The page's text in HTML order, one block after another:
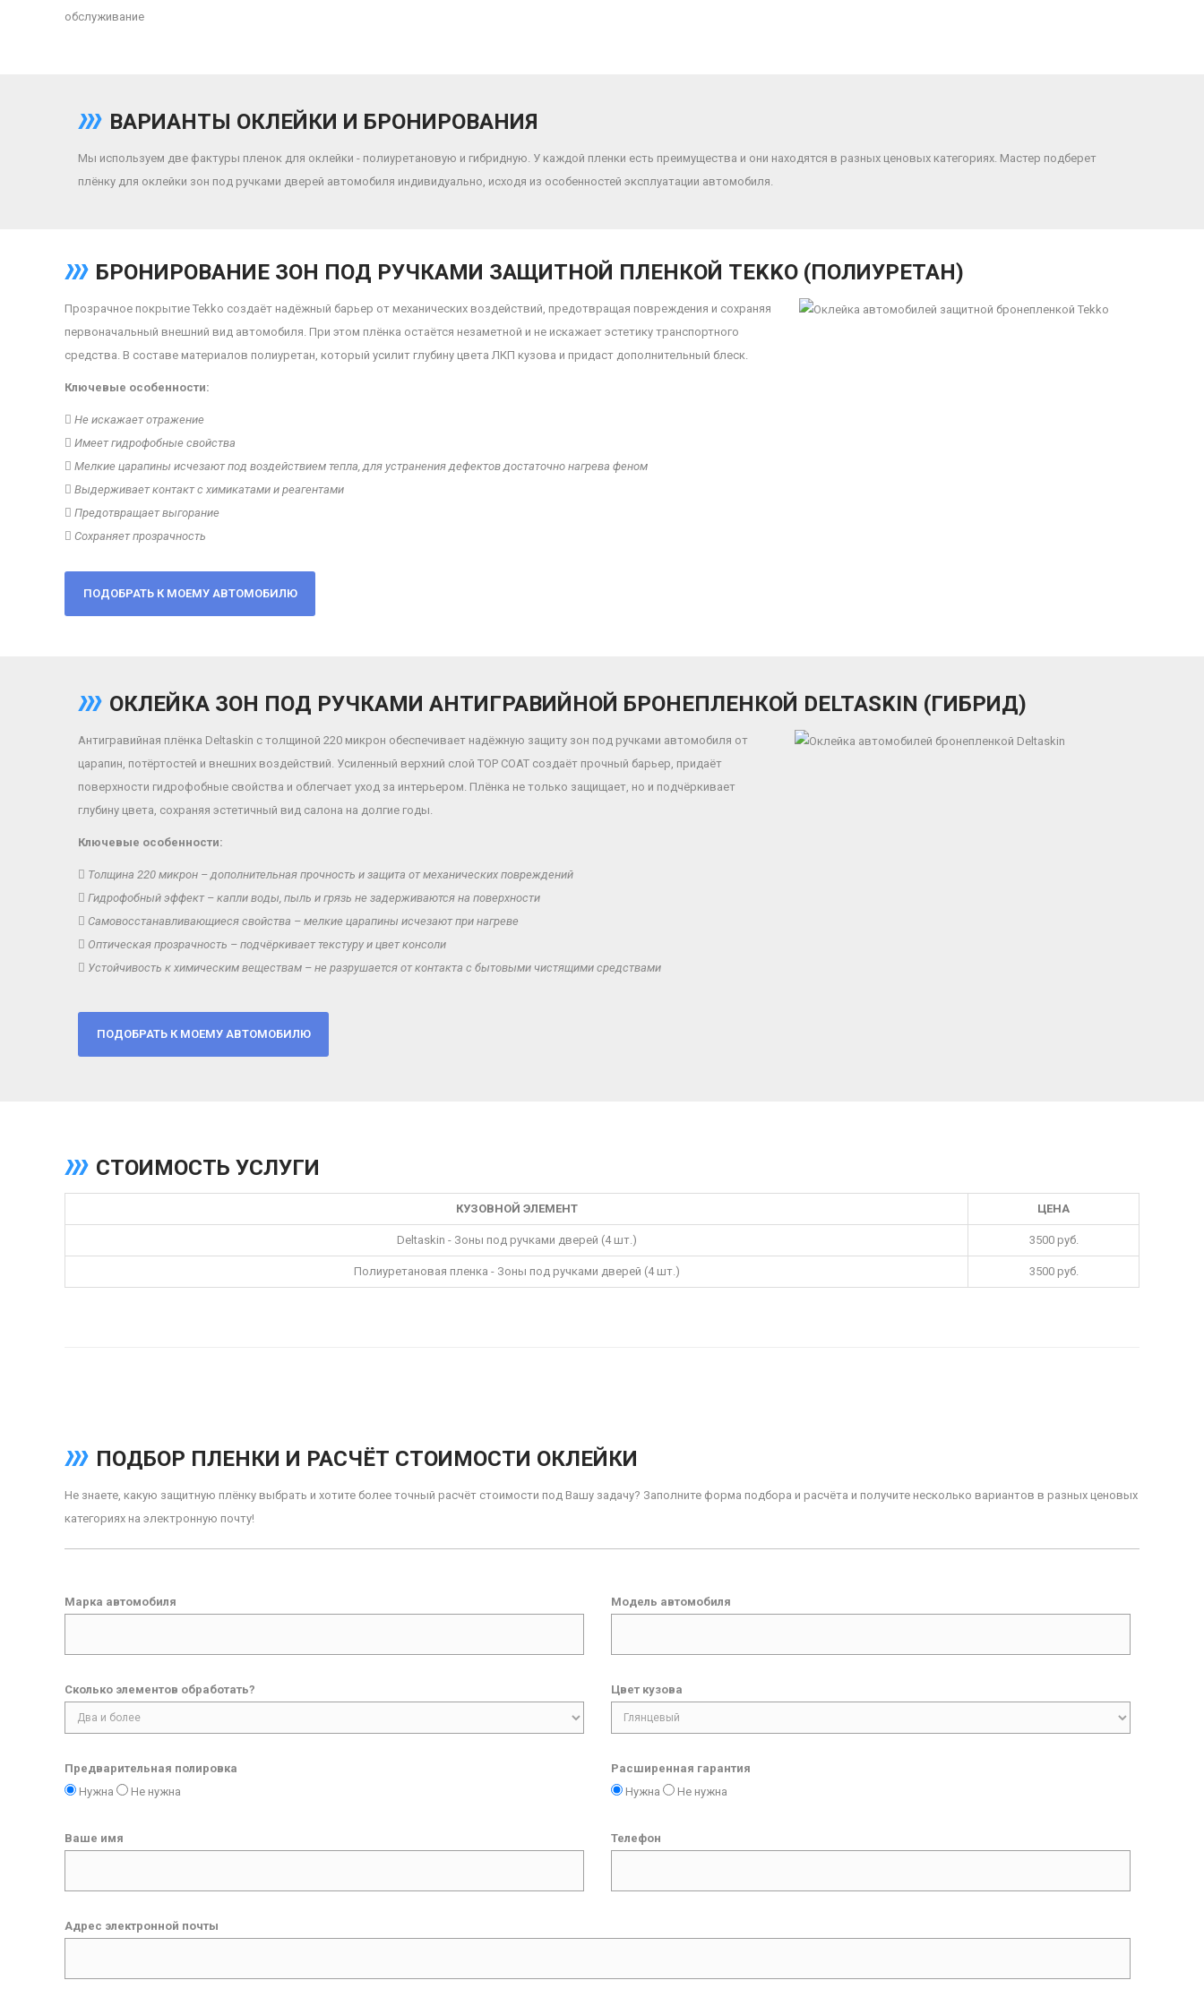
обслуживание
ВАРИАНТЫ ОКЛЕЙКИ И БРОНИРОВАНИЯ
Мы используем две фактуры пленок для оклейки - полиуретановую и гибридную. У каждой пленки есть преимущества и они находятся в разных ценовых категориях. Мастер подберет
плёнку для оклейки зон под ручками дверей автомобиля индивидуально, исходя из особенностей эксплуатации автомобиля.
БРОНИРОВАНИЕ ЗОН ПОД РУЧКАМИ ЗАЩИТНОЙ ПЛЕНКОЙ TEKKO (ПОЛИУРЕТАН)
Прозрачное покрытие Tekko создаёт надёжный барьер от механических воздействий, предотвращая повреждения и сохраняя
первоначальный внешний вид автомобиля. При этом плёнка остаётся незаметной и не искажает эстетику транспортного
средства. В составе материалов полиуретан, который усилит глубину цвета ЛКП кузова и придаст дополнительный блеск.
Ключевые особенности:
Не искажает отражение
Имеет гидрофобные свойства
Мелкие царапины исчезают под воздействием тепла, для устранения дефектов достаточно нагрева феном
Выдерживает контакт с химикатами и реагентами
Предотвращает выгорание
Сохраняет прозрачность
ОКЛЕЙКА ЗОН ПОД РУЧКАМИ АНТИГРАВИЙНОЙ БРОНЕПЛЕНКОЙ DELTASKIN (ГИБРИД)
Антигравийная плёнка Deltaskin с толщиной 220 микрон обеспечивает надёжную защиту зон под ручками автомобиля от
царапин, потёртостей и внешних воздействий. Усиленный верхний слой TOP COAT создаёт прочный барьер, придаёт
поверхности гидрофобные свойства и облегчает уход за интерьером. Плёнка не только защищает, но и подчёркивает
глубину цвета, сохраняя эстетичный вид салона на долгие годы.
Ключевые особенности:
Толщина 220 микрон – дополнительная прочность и защита от механических повреждений
Гидрофобный эффект – капли воды, пыль и грязь не задерживаются на поверхности
Самовосстанавливающиеся свойства – мелкие царапины исчезают при нагреве
Оптическая прозрачность – подчёркивает текстуру и цвет консоли
Устойчивость к химическим веществам – не разрушается от контакта с бытовыми чистящими средствами
СТОИМОСТЬ УСЛУГИ
КУЗОВНОЙ ЭЛЕМЕНТ ЦЕНА
Deltaskin - Зоны под ручками дверей (4 шт.) 3500 руб.
Полиуретановая пленка - Зоны под ручками дверей (4 шт.) 3500 руб.
ПОДБОР ПЛЕНКИ И РАСЧЁТ СТОИМОСТИ ОКЛЕЙКИ
Не знаете, какую защитную плёнку выбрать и хотите более точный расчёт стоимости под Вашу задачу? Заполните форма подбора и расчёта и получите несколько вариантов в разных ценовых
категориях на электронную почту!
Марка автомобиля Модель автомобиля
Сколько элементов обработать? Цвет кузова
Предварительная полировка
Нужна
Не нужна
Расширенная гарантия
Нужна
Не нужна
Ваше имя Телефон
Адрес электронной почты